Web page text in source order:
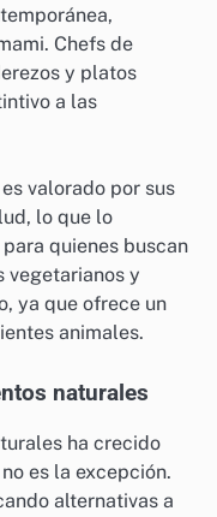
Chefs de
y platos
a las
valorado por sus
lo que lo
quienes buscan
vegetarianos y
ya que ofrece un
animales.
naturales
ha crecido
es la excepción.
alternativas a